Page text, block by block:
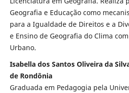
Geografia e Educação como
para a Igualdade de Direitos e a
e Ensino de Geografia do Clima
Urbano.
Isabella dos Santos Oliveira da
de Rondônia
Graduada em Pedagogia pela